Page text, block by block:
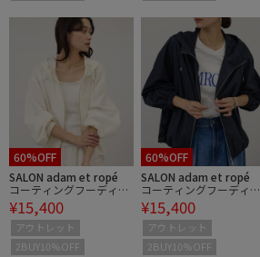
60%OFF
SALON adam et ropé
コーティングフーディー
ブルゾン / セットアップ
対応
¥15,400
アウトレット
2BUY10%OFF
60%OFF
SALON adam et ropé
コーティングフーディー
ブルゾン / セットアップ
対応
¥15,400
アウトレット
2BUY10%OFF